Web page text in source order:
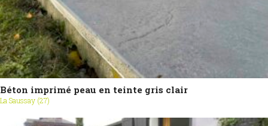
Béton imprimé peau en teinte gris clair
La Saussay (27)